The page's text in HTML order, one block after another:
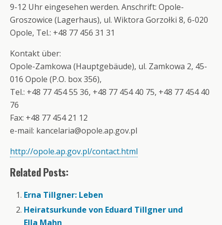
9-12 Uhr eingesehen werden. Anschrift: Opole-
Groszowice (Lagerhaus), ul. Wiktora Gorzołki 8, 6-020
Opole, Tel.: +48 77 456 31 31
Kontakt über:
Opole-Zamkowa (Hauptgebäude), ul. Zamkowa 2, 45-
016 Opole (P.O. box 356),
Tel.: +48 77 454 55 36, +48 77 454 40 75, +48 77 454 40
76
Fax: +48 77 454 21 12
e-mail: kancelaria@opole.ap.gov.pl
http://opole.ap.gov.pl/contact.html
Related Posts:
Erna Tillgner: Leben
Heiratsurkunde von Eduard Tillgner und
Ella Mahn